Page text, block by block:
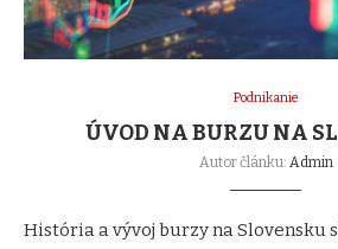
Podnikanie
ÚVOD NA BURZU NA
Autor článku: Admin
História a vývoj burzy na Slovensku